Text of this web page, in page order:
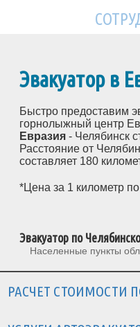
Эвакуатор в
Быстро предоставим
горнолыжный центр
Евразия - Челябинск
Расстояние от
составляет 180
*Цена за 1 километр
Эвакуатор по
Населенные пункты
РАСЧЕТ СТОИМОСТИ